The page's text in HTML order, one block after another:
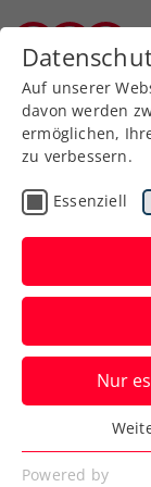
Zurück
Turniere
Red
führt
beim
Erste
Verfasst von:
Auf unserer
davon werden
ermöglichen,
zu verbessern.
Essenziell
Nur
Essenziell
Essenzielle
Powered by